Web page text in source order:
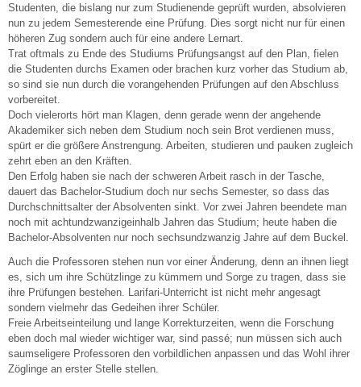
Studenten, die bislang nur zum Studienende geprüft wurden, absolvieren
nun zu jedem Semesterende eine Prüfung. Dies sorgt nicht nur für einen
höheren Zug sondern auch für eine andere Lernart.
Trat oftmals zu Ende des Studiums Prüfungsangst auf den Plan, fielen
die Studenten durchs Examen oder brachen kurz vorher das Studium ab,
so sind sie nun durch die vorangehenden Prüfungen auf den Abschluss
vorbereitet.
Doch vielerorts hört man Klagen, denn gerade wenn der angehende
Akademiker sich neben dem Studium noch sein Brot verdienen muss,
spürt er die größere Anstrengung. Arbeiten, studieren und pauken zugleich
zehrt eben an den Kräften.
Den Erfolg haben sie nach der schweren Arbeit rasch in der Tasche,
dauert das Bachelor-Studium doch nur sechs Semester, so dass das
Durchschnittsalter der Absolventen sinkt. Vor zwei Jahren beendete man
noch mit achtundzwanzigeinhalb Jahren das Studium; heute haben die
Bachelor-Absolventen nur noch sechsundzwanzig Jahre auf dem Buckel.
Auch die Professoren stehen nun vor einer Änderung, denn an ihnen liegt
es, sich um ihre Schützlinge zu kümmern und Sorge zu tragen, dass sie
ihre Prüfungen bestehen. Larifari-Unterricht ist nicht mehr angesagt
sondern vielmehr das Gedeihen ihrer Schüler.
Freie Arbeitseinteilung und lange Korrekturzeiten, wenn die Forschung
eben doch mal wieder wichtiger war, sind passé; nun müssen sich auch
saumseligere Professoren den vorbildlichen anpassen und das Wohl ihrer
Zöglinge an erster Stelle stellen.